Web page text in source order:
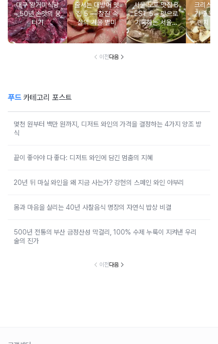
대구 왕거미식당
– 50년 손맛의 뭉
티기
줄서는 대방어 맛
집 5 ― 찰진 속
살의 겨울 별미
서울 노포 맛집 B
EST 5 – 맛으로
기록하는 서울의
시간
크리스
기 좋은
렌치
이전다음
푸드카테고리 포스트
몇천 원부터 백만 원까지, 디저트 와인의 가격을 결정하는 4가지 양조 방
식
끝이 좋아야 다 좋다: 디저트 와인에 담긴 멈춤의 지혜
20년 뒤 마실 와인을 왜 지금 사는가? 강헌의 스페인 와인 야부리
몸과 마음을 살리는 40년 사찰음식 명장의 자연식 밥상 비결
500년 전통의 부산 금정산성 막걸리, 100% 수제 누룩이 지켜낸 우리
술의 진가
이전다음